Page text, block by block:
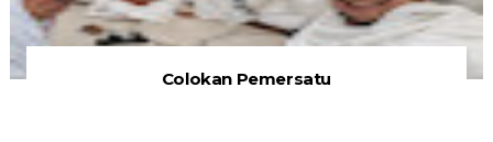
Colokan Pemersatu